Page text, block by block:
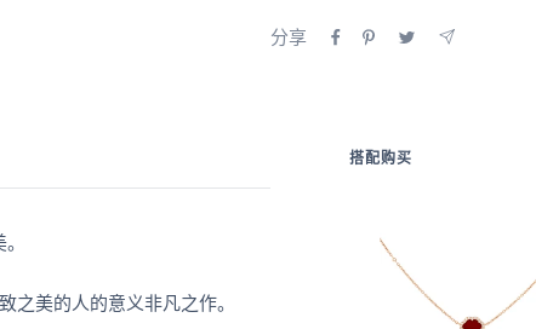
分享
之美的人的意义非凡之作。
搭配购买